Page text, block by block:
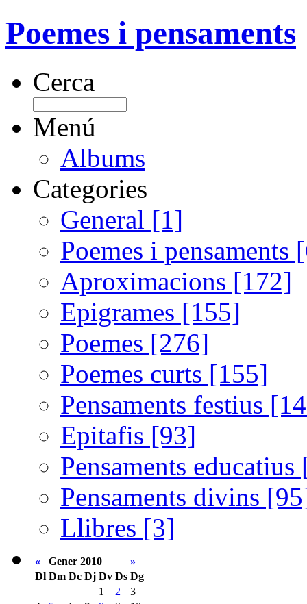
Poemes i pensaments
Cerca
Menú
Albums
Categories
General [1]
Poemes i pensaments
Aproximacions [172]
Epigrames [155]
Poemes [276]
Poemes curts [155]
Pensaments festius
Epitafis [93]
Pensaments
Pensaments divins
Llibres [3]
« Gener 2010
»
Dl Dm Dc Dj Dv Ds Dg
1
2
3